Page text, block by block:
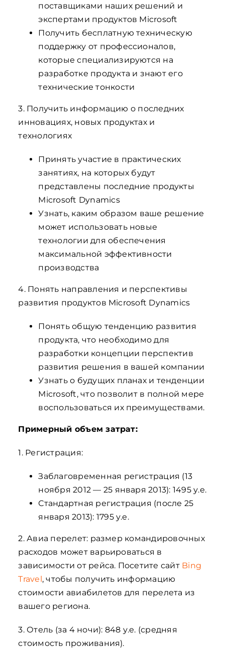
поставщиками наших решений и
экспертами продуктов Microsoft
Получить бесплатную техническую
поддержку от профессионалов,
которые специализируются на
разработке продукта и знают его
технические тонкости
3. Получить информацию о последних
инновациях, новых продуктах и
технологиях
Принять участие в практических
занятиях, на которых будут
представлены последние продукты
Microsoft Dynamics
Узнать, каким образом ваше решение
может использовать новые
технологии для обеспечения
максимальной эффективности
производства
4. Понять направления и перспективы
развития продуктов Microsoft Dynamics
Понять общую тенденцию развития
продукта, что необходимо для
разработки концепции перспектив
развития решения в вашей компании
Узнать о будущих планах и тенденции
Microsoft, что позволит в полной мере
воспользоваться их преимуществами.
Примерный объем затрат:
1. Регистрация:
Заблаговременная регистрация (13
ноября 2012 — 25 января 2013): 1495 у.е.
Стандартная регистрация (после 25
января 2013): 1795 у.е.
2. Авиа перелет: размер командировочных
расходов может варьироваться в
зависимости от рейса. Посетите сайт Bing
Travel, чтобы получить информацию
стоимости авиабилетов для перелета из
вашего региона.
3. Отель (за 4 ночи): 848 у.е. (средняя
стоимость проживания).